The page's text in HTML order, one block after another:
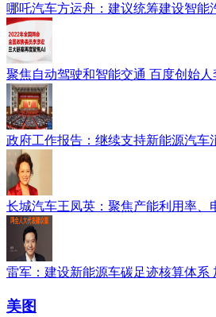
哪吒汽车方运舟：建议统筹建设智能
聚焦自动驾驶和智能交通 百度创始
政府工作报告：继续支持新能源汽车
长城汽车王凤英：聚焦产能利用率、
雷军：建设新能源车碳足迹核算体系
美图